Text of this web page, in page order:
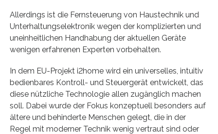
Allerdings ist die Fernsteuerung von Haustechnik und
Unterhaltungselektronik wegen der komplizierten und
uneinheitlichen Handhabung der aktuellen Geräte
wenigen erfahrenen Experten vorbehalten.
In dem EU-Projekt i2home wird ein universelles, intuitiv
bedienbares Kontroll- und Steuergerät entwickelt, das
diese nützliche Technologie allen zugänglich machen
soll. Dabei wurde der Fokus konzeptuell besonders auf
ältere und behinderte Menschen gelegt, die in der
Regel mit moderner Technik wenig vertraut sind oder